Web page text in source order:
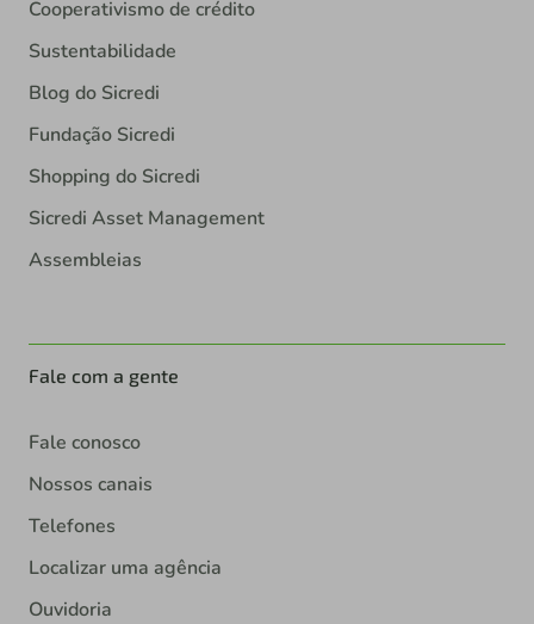
Cooperativismo de crédito
Sustentabilidade
Blog do Sicredi
Fundação Sicredi
Shopping do Sicredi
Sicredi Asset Management
Assembleias
Fale com a gente
Fale conosco
Nossos canais
Telefones
Localizar uma agência
Ouvidoria